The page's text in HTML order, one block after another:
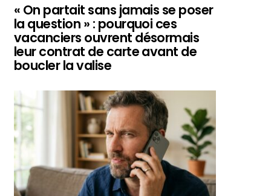
« On partait sans jamais se poser
la question » : pourquoi ces
vacanciers ouvrent désormais
leur contrat de carte avant de
boucler la valise